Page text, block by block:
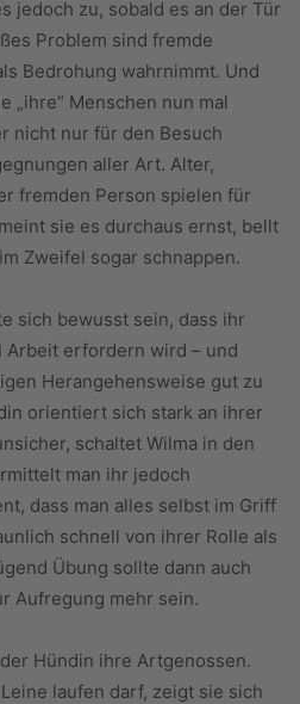
jedoch zu, sobald es an der Tür
Problem sind fremde
Bedrohung wahrnimmt. Und
„ihre“ Menschen nun mal
nicht nur für den Besuch
aller Art. Alter,
fremden Person spielen für
sie es durchaus ernst, bellt
Zweifel sogar schnappen.
sich bewusst sein, dass ihr
Arbeit erfordern wird – und
Herangehensweise gut zu
orientiert sich stark an ihrer
schaltet Wilma in den
man ihr jedoch
dass man alles selbst im Griff
schnell von ihrer Rolle als
Übung sollte dann auch
Aufregung mehr sein.
Hündin ihre Artgenossen.
laufen darf, zeigt sie sich